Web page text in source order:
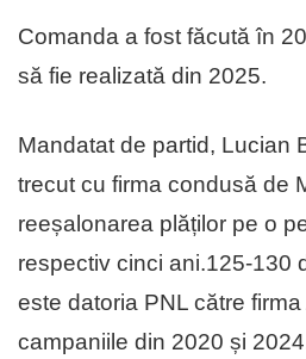
Comanda a fost făcută în
să fie realizată din 2025.
Mandatat de partid, Lucian
trecut cu firma condusă de
reeșalonarea plăților pe o
respectiv cinci ani.125-130
este datoria PNL către
campaniile din 2020 și